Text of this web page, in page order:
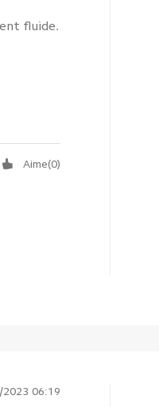
fluide.
Aime(0)
06:19